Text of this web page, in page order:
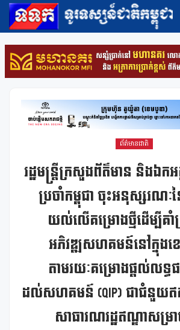
ព័ត៌មានជាតិ
រដ្ឋមន្ត្រីក្រសួងព័ត៌មាន និងឯកអ
ប្រចាំកម្ពុជា ចុះអនុស្សរណៈ
យល់លើគម្រោងថ្មីដើម្បីគ
អភិវឌ្ឍសហគមន៍នៅក្នុងខេ
តាមរយៈគម្រោងផ្តល់លទ្
ដល់សហគមន៍ (QIP) ជាជំនួ
សាធារណរដ្ឋឥណ្ឌាសម្រា